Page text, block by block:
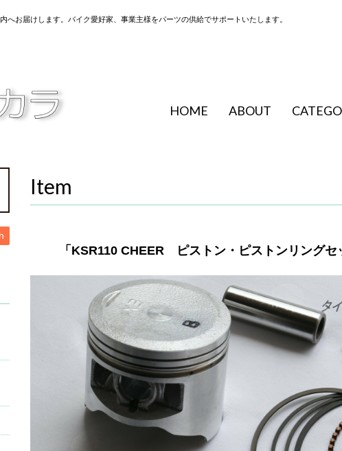
お届けします。バイク愛好家、事業主様をパーツの供給でサポートいたします。
HOME ABOUT
Item
「KSR110 CHEER ピストン・ピストンリング